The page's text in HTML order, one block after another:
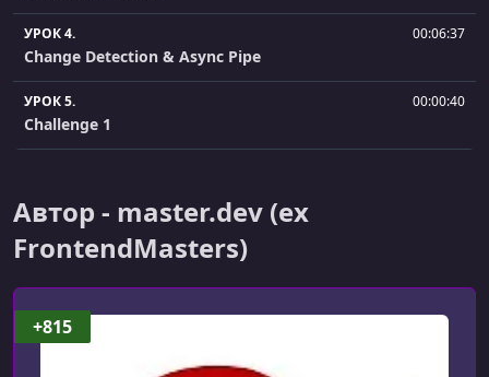
УРОК 4. 00:06:37
Change Detection & Async Pipe
УРОК 5. 00:00:40
Challenge 1
УРОК 7.
Challenge 1: Solution, Part II
Redux Primer
Автор - master.dev (ex
FrontendMasters)
+815